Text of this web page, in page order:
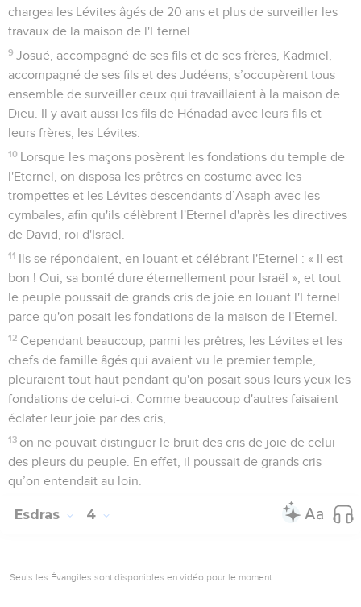
chargea les Lévites âgés de 20 ans et plus de surveiller les
travaux de la maison de l'Eternel.
9 Josué, accompagné de ses fils et de ses frères, Kadmiel,
accompagné de ses fils et des Judéens, s’occupèrent tous
ensemble de surveiller ceux qui travaillaient à la maison de
Dieu. Il y avait aussi les fils de Hénadad avec leurs fils et
leurs frères, les Lévites.
10 Lorsque les maçons posèrent les fondations du temple de
l'Eternel, on disposa les prêtres en costume avec les
trompettes et les Lévites descendants d’Asaph avec les
cymbales, afin qu'ils célèbrent l'Eternel d'après les directives
de David, roi d'Israël.
11 Ils se répondaient, en louant et célébrant l'Eternel : « Il est
bon ! Oui, sa bonté dure éternellement pour Israël », et tout
le peuple poussait de grands cris de joie en louant l'Eternel
parce qu'on posait les fondations de la maison de l'Eternel.
12 Cependant beaucoup, parmi les prêtres, les Lévites et les
chefs de famille âgés qui avaient vu le premier temple,
pleuraient tout haut pendant qu'on posait sous leurs yeux les
fondations de celui-ci. Comme beaucoup d'autres faisaient
éclater leur joie par des cris,
13 on ne pouvait distinguer le bruit des cris de joie de celui
des pleurs du peuple. En effet, il poussait de grands cris
qu’on entendait au loin.
Esdras 4
Seuls les Évangiles sont disponibles en vidéo pour le moment.